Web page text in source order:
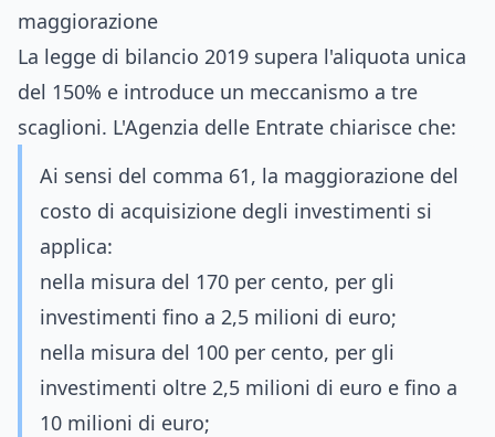
maggiorazione
La legge di bilancio 2019 supera l'aliquota unica
del 150% e introduce un meccanismo a tre
scaglioni. L'Agenzia delle Entrate chiarisce che:
Ai sensi del comma 61, la maggiorazione del
costo di acquisizione degli investimenti si
applica:
nella misura del 170 per cento, per gli
investimenti fino a 2,5 milioni di euro;
nella misura del 100 per cento, per gli
investimenti oltre 2,5 milioni di euro e fino a
10 milioni di euro;